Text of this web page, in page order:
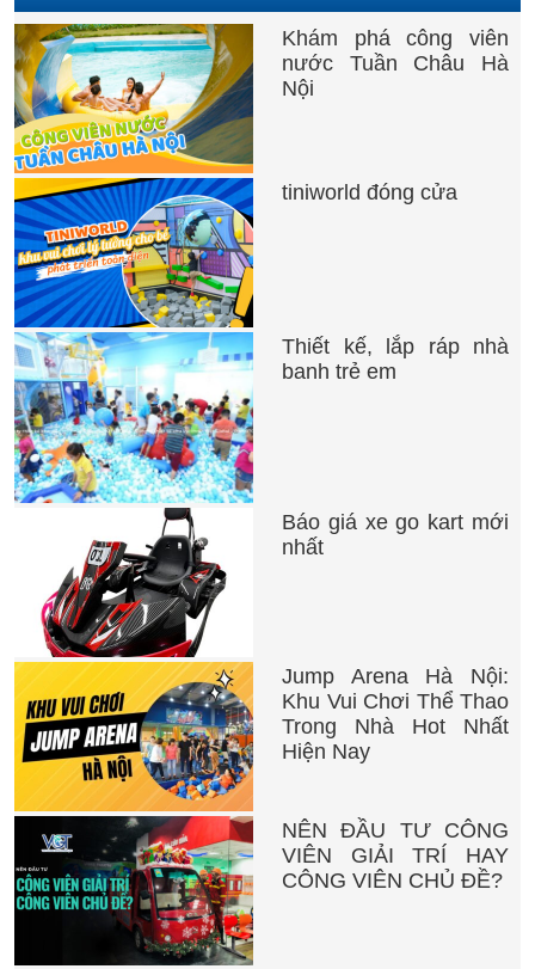
Khám phá công viên
nước Tuần Châu Hà
Nội
tiniworld đóng cửa
Thiết kế, lắp ráp nhà
banh trẻ em
Báo giá xe go kart mới
nhất
Jump Arena Hà Nội:
Khu Vui Chơi Thể Thao
Trong Nhà Hot Nhất
Hiện Nay
NÊN ĐẦU TƯ CÔNG
VIÊN GIẢI TRÍ HAY
CÔNG VIÊN CHỦ ĐỀ?